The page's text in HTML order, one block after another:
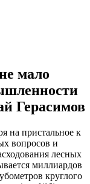
мало
Герасимов
на пристальное к
вопросов и
лесных
миллиардов
круглого